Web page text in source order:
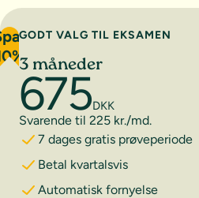
GODT VALG TIL EKSAMEN
3 måneder
675DKK
Svarende til 225 kr./md.
7 dages gratis prøveperiode
Betal kvartalsvis
Automatisk fornyelse